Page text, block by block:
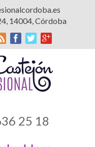
14004, Córdoba
25 18